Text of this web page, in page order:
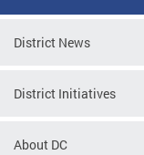
District News
District Initiatives
About DC